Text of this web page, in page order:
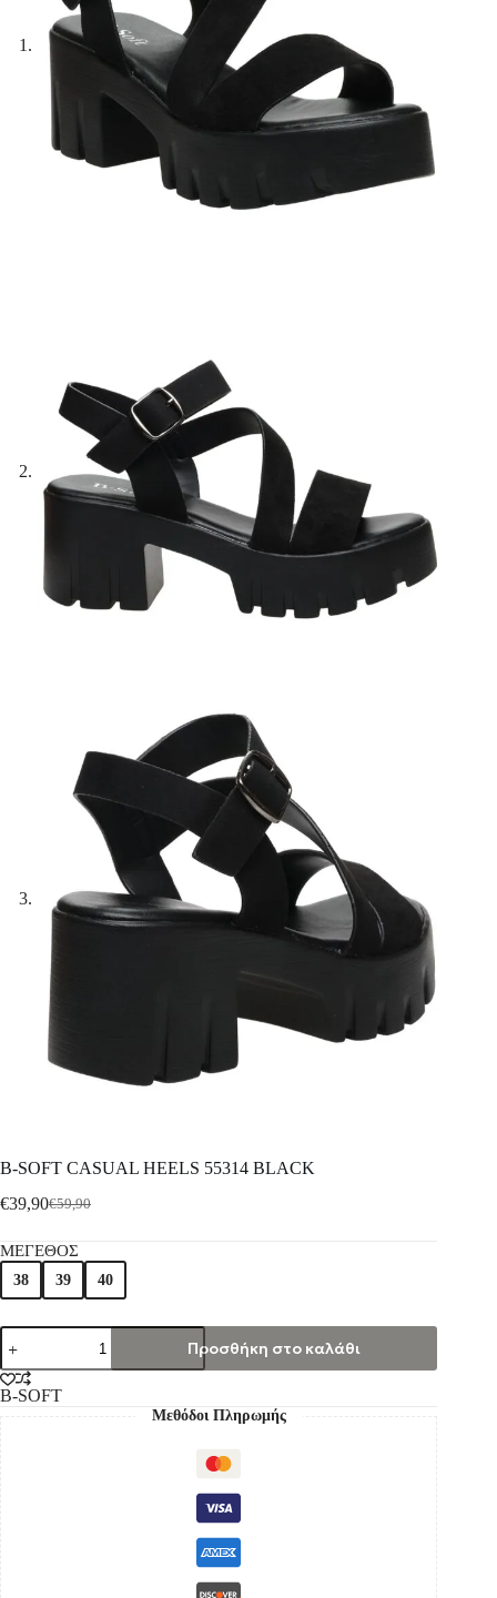
B-SOFT CASUAL HEELS 55314 BLACK
€59,90
€39,90
ΜΕΓΕΘΟΣ
38 39 40
Προσθήκη στο καλάθι
B-SOFT
Μεθόδοι Πληρωμής